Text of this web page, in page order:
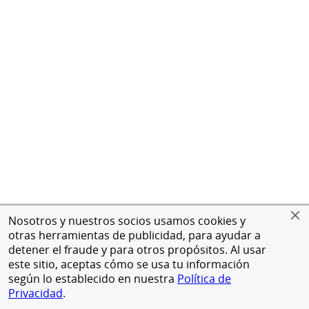
Nosotros y nuestros socios usamos cookies y
otras herramientas de publicidad, para ayudar a
detener el fraude y para otros propósitos. Al usar
este sitio, aceptas cómo se usa tu información
según lo establecido en nuestra Política de
Privacidad.